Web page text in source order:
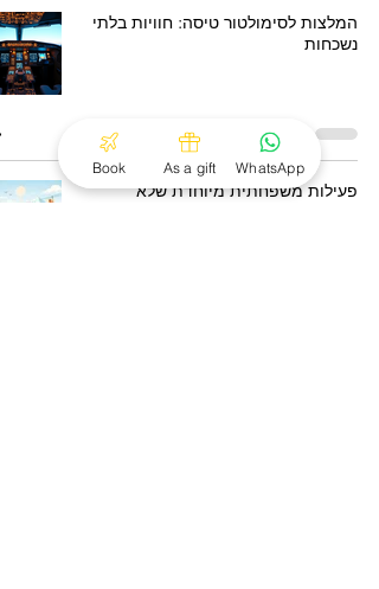
המלצות לסימולטור טיסה: חוויות בלתי
נשכחות
פעילות משפחתית מיוחדת שלא
Book As a gift WhatsApp